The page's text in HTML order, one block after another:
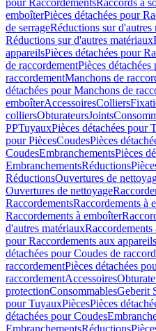
pour RaccordementsRaccords à
emboîterPièces détachées pour
de serrageRéductions sur d'autres
Réductions sur d'autres matériaux
appareilsPièces détachées pour
de raccordementPièces
raccordementManchons de
détachées pour Manchons de
emboîterAccessoiresColliers
colliersObturateursJoints
PPTuyauxPièces détachées pour
pour PiècesCoudesPièces
CoudesEmbranchementsPièces
EmbranchementsRéductions
RéductionsOuvertures de
Ouvertures de nettoyage
RaccordementsRaccordements à
Raccordements à emboîter
d'autres matériauxRaccordements
pour Raccordements aux appareils
détachées pour Coudes de
raccordementPièces détachées
raccordementAccessoires
protectionConsommablesGeberit
pour TuyauxPiècesPièces
détachées pour Coudes
EmbranchementsRéductions